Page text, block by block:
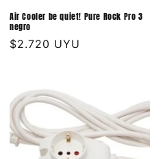
Air Cooler be quiet! Pure Rock Pro 3
negro
Precio
$2.720 UYU